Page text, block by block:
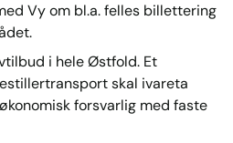
Vy om bl.a. felles billettering
i hele Østfold. Et
skal ivareta
forsvarlig med faste